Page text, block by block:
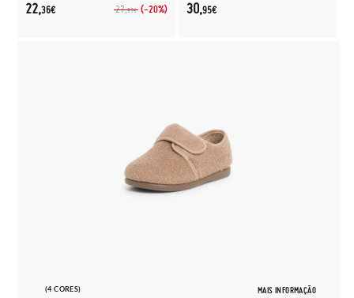
27,95€ (-20%)
22,36€ 30,95€
(4 CORES) MAIS INFORMAÇÃO